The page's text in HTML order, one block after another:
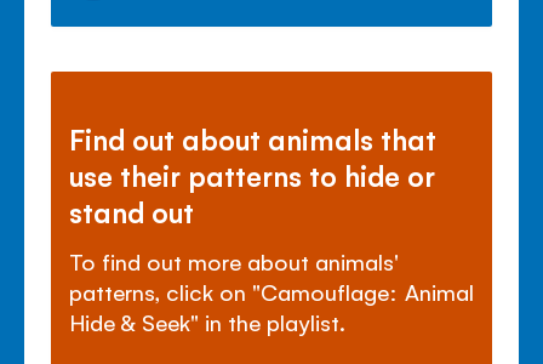
Find out about animals that
use their patterns to hide or
stand out
To find out more about animals'
patterns, click on "Camouflage: Animal
Hide & Seek" in the playlist.